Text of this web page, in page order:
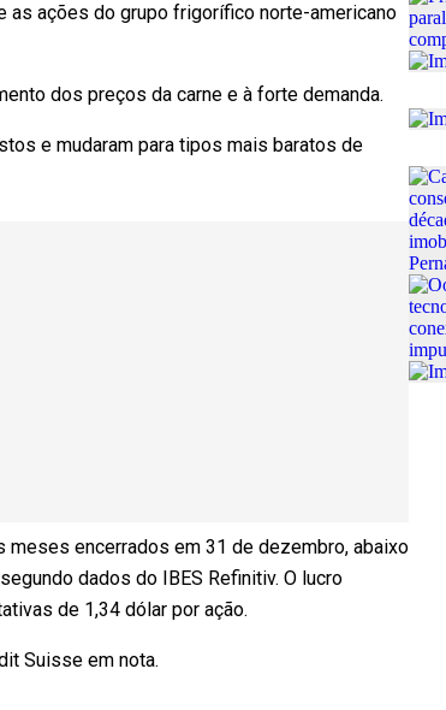
as ações do grupo frigorífico norte-americano
dos preços da carne e à forte demanda.
e mudaram para tipos mais baratos de
meses encerrados em 31 de dezembro, abaixo
dados do IBES Refinitiv. O lucro
de 1,34 dólar por ação.
Suisse em nota.